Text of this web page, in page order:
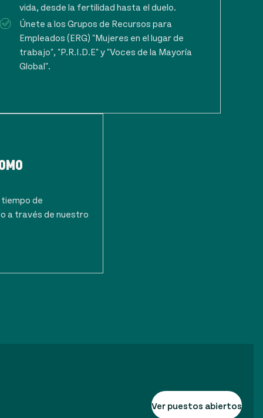
vida, desde la fertilidad hasta el duelo.
Únete a los Grupos de Recursos para
Empleados (ERG) "Mujeres en el lugar de
trabajo", "P.R.I.D.E" y "Voces de la Mayoría
Global".
de
a través de nuestro
Ver puestos abiertos